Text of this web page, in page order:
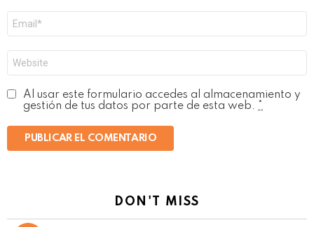
electrónico
*
Al usar este formulario accedes al almacenamiento y
gestión de tus datos por parte de esta web.
DON'T MISS